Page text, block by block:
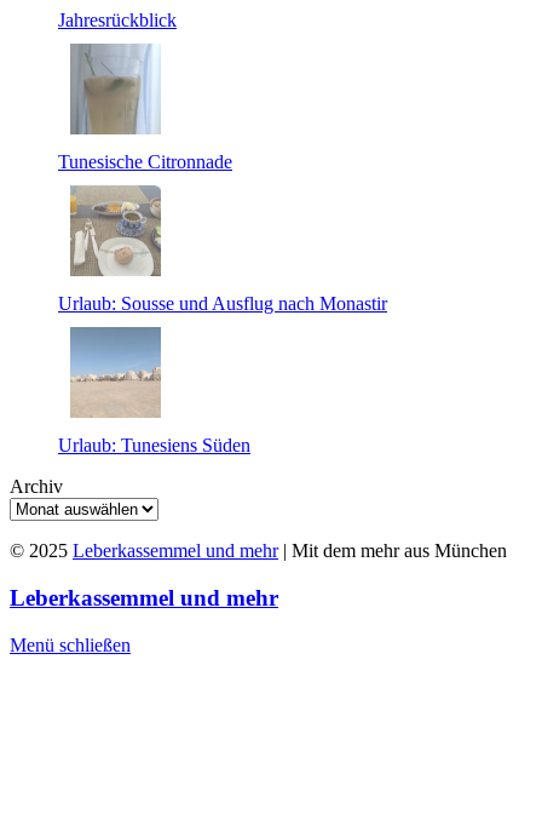
Jahresrückblick
Tunesische Citronnade
Urlaub: Sousse und Ausflug nach Monastir
Urlaub: Tunesiens Süden
Archiv
© 2025 Leberkassemmel und mehr| Mit dem mehr aus München
Leberkassemmel und mehr
Menü schließen